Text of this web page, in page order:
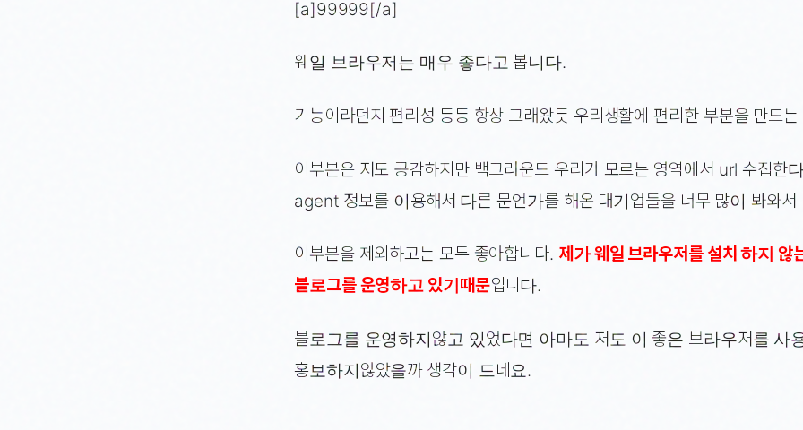
[a]99999[/a]
웨일 브라우저는 매우 좋다고 봅니다.
기능이라던지 편리성 등등 항상 그래왔듯 우리생활에 편리한 부분을 만드
이부분은 저도 공감하지만 백그라운드 우리가 모르는 영역에서 url 수집한
agent 정보를 이용해서 다른 문언가를 해온 대기업들을 너무 많이 봐와서
이부분을 제외하고는 모두 좋아합니다. 제가 웨일 브라우저를 설치 하지 않
블로그를 운영하고 있기때문입니다.
블로그를 운영하지않고 있었다면 아마도 저도 이 좋은 브라우저를 사
홍보하지않았을까 생각이 드네요.